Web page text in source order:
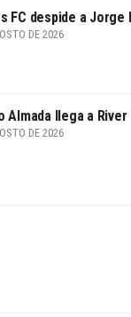
FC despide a Jorge
DE 2026
Almada llega a River
DE 2026